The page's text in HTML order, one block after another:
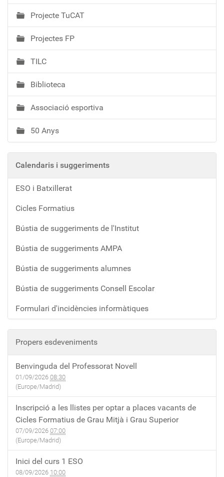
Projecte TuCAT
Projectes FP
TILC
Biblioteca
Associació esportiva
50 Anys
Calendaris i suggeriments
ESO i Batxillerat
Cicles Formatius
Bústia de suggeriments de l'Institut
Bústia de suggeriments AMPA
Bústia de suggeriments alumnes
Bústia de suggeriments Consell Escolar
Formulari d'incidències informàtiques
Propers esdeveniments
Benvinguda del Professorat Novell
01/09/2026 08:30
(Europe/Madrid)
Inscripció a les llistes per optar a places vacants de
Cicles Formatius de Grau Mitjà i Grau Superior
07/09/2026 07:00
(Europe/Madrid)
Inici del curs 1 ESO
08/09/2026 10:00